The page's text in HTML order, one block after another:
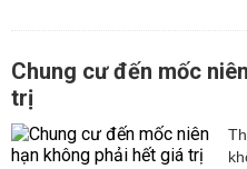
Chung cư đến mốc
trị